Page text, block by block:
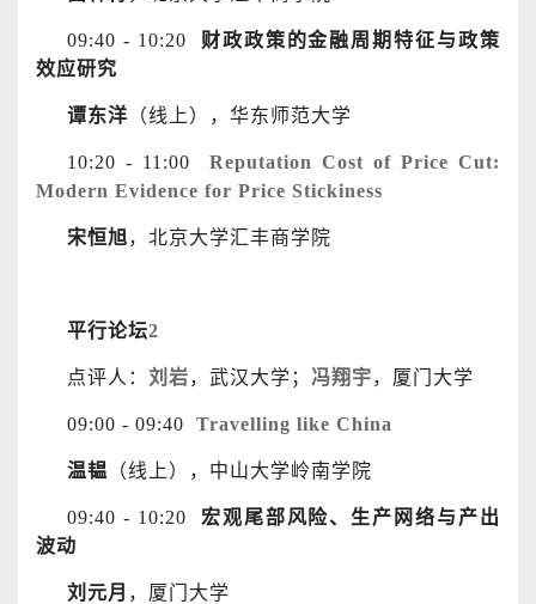
09:40 - 10:20 财政政策的金融周期特征与政策
效应研究
谭东洋 （线上），华东师范大学
10:20 - 11:00 Reputation Cost of Price Cut:
Modern Evidence for Price Stickiness
宋恒旭，北京大学汇丰商学院
平行论坛2
点评人： 刘岩，武汉大学； 冯翔宇，厦门大学
09:00 - 09:40 Travelling like China
温韫 （线上），中山大学岭南学院
09:40 - 10:20 宏观尾部风险、生产网络与产出
波动
刘元月 ，厦门大学